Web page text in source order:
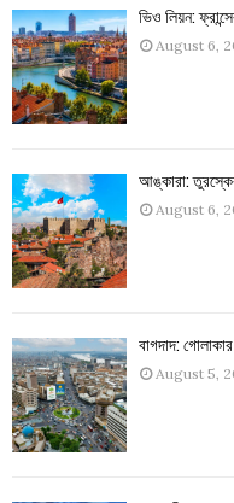
ভিও লিয়ন:
August 6,
আঙ্কারা:
August 6,
বাগদাদ:
August 5,